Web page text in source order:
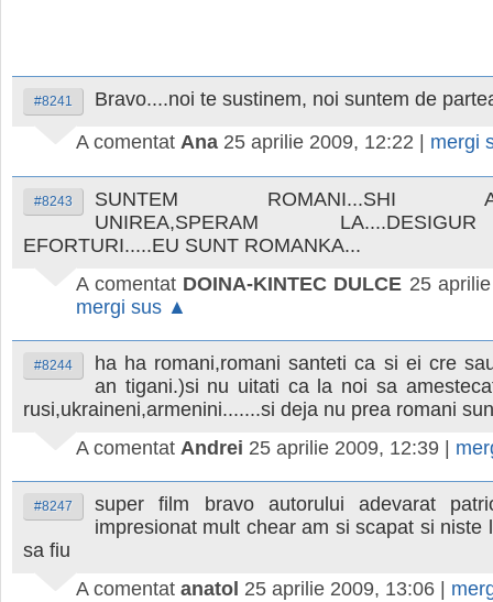
#8241
Bravo....noi te sustinem, noi suntem de
A comentat Ana 25 aprilie 2009, 12:22 mergi
#8243
SUNTEM ROMANI...SHI
UNIREA,SPERAM
EFORTURI.....EU SUNT ROMANKA...
A comentat DOINA-KINTEC DULCE 25
mergi sus ▲
#8244
ha ha romani,romani santeti ca si ei cre
an tigani.)si nu uitati ca la noi sa
rusi,ukraineni,armenini.......si deja nu prea romani
A comentat Andrei 25 aprilie 2009, 12:39 |
#8247
super film bravo autorului adevarat
impresionat mult chear am si scapat si niste
sa fiu
A comentat anatol 25 aprilie 2009, 13:06